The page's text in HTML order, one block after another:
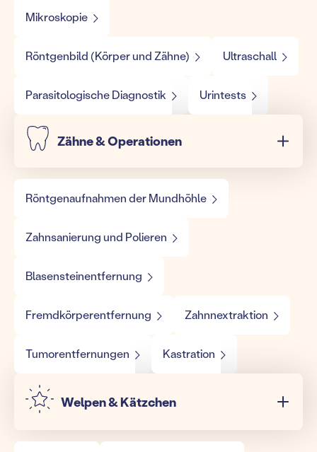
Mikroskopie
Röntgenbild (Körper und Zähne) Ultraschall
Parasitologische Diagnostik Urintests
Zähne & Operationen
Röntgenaufnahmen der Mundhöhle
Zahnsanierung und Polieren
Blasensteinentfernung
Fremdkörperentfernung Zahnnextraktion
Tumorentfernungen Kastration
Welpen & Kätzchen